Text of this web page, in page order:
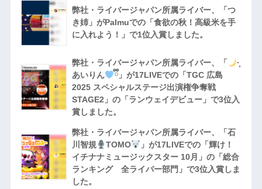
弊社・ライバージャパン所属ライバー、「つ
き姉」がPalmuでの「食欲の秋！高級米を手
に入れよう！」で1位入賞しました。
弊社・ライバージャパン所属ライバー、「
·̩͙
あいりん
ྀི」が17LIVEでの「TGC 広島
2025 スペシャルステージ出演権争奪戦
STAGE2」の「ランウェイデビュー」で3位入
賞しました。
弊社・ライバージャパン所属ライバー、「石
川智規
TOMO
」が17LIVEでの「輝け！
イチナナミュージックスター 10月」の「総合
ランキング 全ライバー部門」で3位入賞しま
した。